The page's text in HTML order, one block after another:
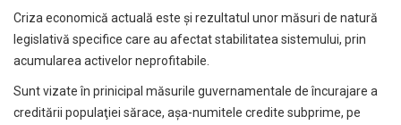
Criza economică actuală este şi rezultatul unor măsuri de natură
legislativă specifice care au afectat stabilitatea sistemului, prin
acumularea activelor neprofitabile.
Sunt vizate în prinicipal măsurile guvernamentale de încurajare a
creditării populaţiei sărace, aşa-numitele credite subprime, pe